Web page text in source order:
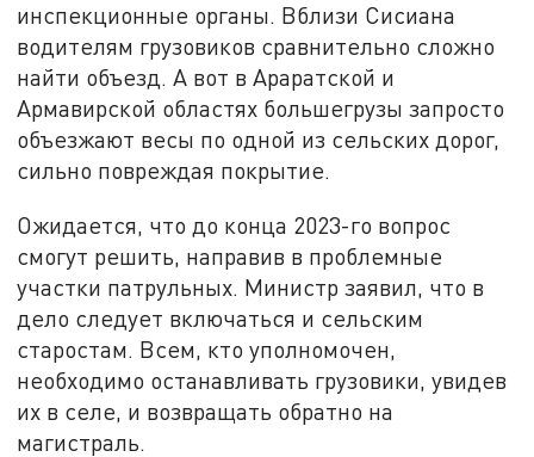
инспекционные органы. Вблизи Сисиана
водителям грузовиков сравнительно сложно
найти объезд. А вот в Араратской и
Армавирской областях большегрузы запросто
объезжают весы по одной из сельских дорог,
сильно повреждая покрытие.
Ожидается, что до конца 2023-го вопрос
смогут решить, направив в проблемные
участки патрульных. Министр заявил, что в
дело следует включаться и сельским
старостам. Всем, кто уполномочен,
необходимо останавливать грузовики, увидев
их в селе, и возвращать обратно на
магистраль.